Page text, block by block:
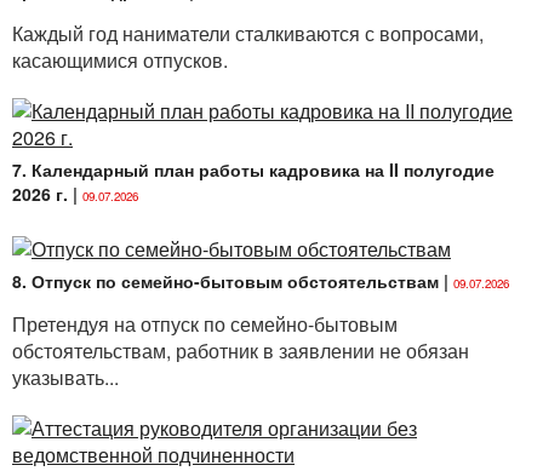
Каждый год наниматели сталкиваются с вопросами,
касающимися отпусков.
7. Календарный план работы кадровика на II полугодие
2026 г. | 09.07.2026
8. Отпуск по семейно-бытовым обстоятельствам | 09.07.2026
Претендуя на отпуск по семейно-бытовым
обстоятельствам, работник в заявлении не обязан
указывать...